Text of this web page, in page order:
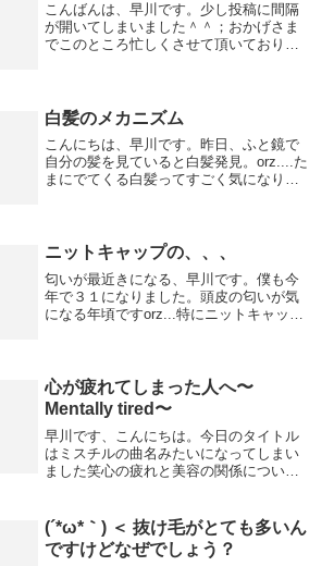
こんばんは、早川です。少し投稿に間隔
が開いてしまいました＾＾；おかげさま
でこのところ忙しくさせて頂いておりま
いなと思っています。ご理...
白髪のメカニズム
こんにちは、早川です。昨日、ふと鏡で
自分の髪を見ていると白髪発見。orz....た
まにでてくる白髪ってすごく気になりま
のはカラーリン...
ニットキャップの、、、
匂いが最近きになる、早川です。僕も今
年で３１になりました。頭皮の匂いが気
になる年頃ですorz...特にニットキャッ
うか？１日が終わっ...
心が疲れてしまった人へ〜
Mentally tired〜
早川です、こんにちは。今日のタイトル
はミスチルの曲名みたいになってしまい
ました笑心の疲れと美容の関係について
年目になります。開店当初から私が気に
なっていること、そ...
(´*ω*｀) ＜ 抜け毛がとても多いん
ですけどなぜでしょう？